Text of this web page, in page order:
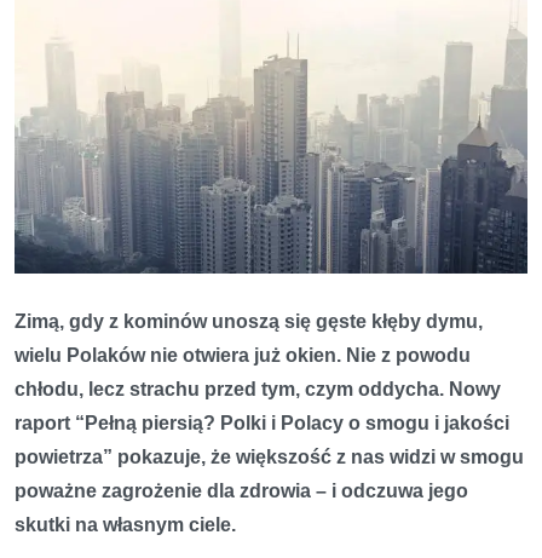
Zimą, gdy z kominów unoszą się gęste kłęby dymu,
wielu Polaków nie otwiera już okien. Nie z powodu
chłodu, lecz strachu przed tym, czym oddycha. Nowy
raport “Pełną piersią? Polki i Polacy o smogu i jakości
powietrza” pokazuje, że większość z nas widzi w smogu
poważne zagrożenie dla zdrowia – i odczuwa jego
skutki na własnym ciele.